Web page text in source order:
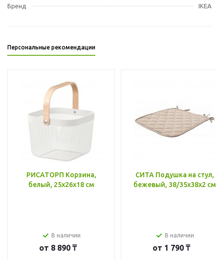
Бренд IKEA
Персональные рекомендации
РИСАТОРП Корзина,
белый, 25x26x18 см
В наличии
от 8 890 ₸
СИТА Подушка на стул,
бежевый, 38/35x38x2 см
В наличии
от 1 790 ₸